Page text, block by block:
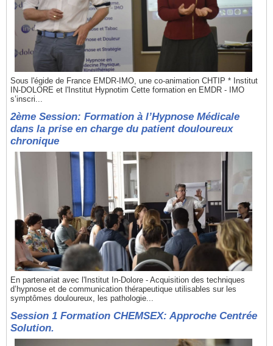
Sous l'égide de France EMDR-IMO, une co-animation CHTIP * Institut
IN-DOLORE et l'Institut Hypnotim Cette formation en EMDR - IMO
s’inscri...
2ème Session: Formation à l’Hypnose Médicale
dans la prise en charge du patient douloureux
chronique
En partenariat avec l'Institut In-Dolore - Acquisition des techniques
d’hypnose et de communication thérapeutique utilisables sur les
symptômes douloureux, les pathologie...
Session 1 Formation CHEMSEX: Approche Centrée
Solution.